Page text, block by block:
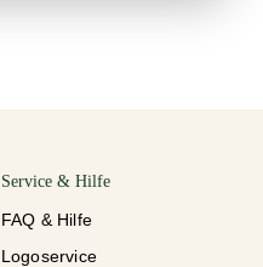
Service & Hilfe
FAQ & Hilfe
Logoservice